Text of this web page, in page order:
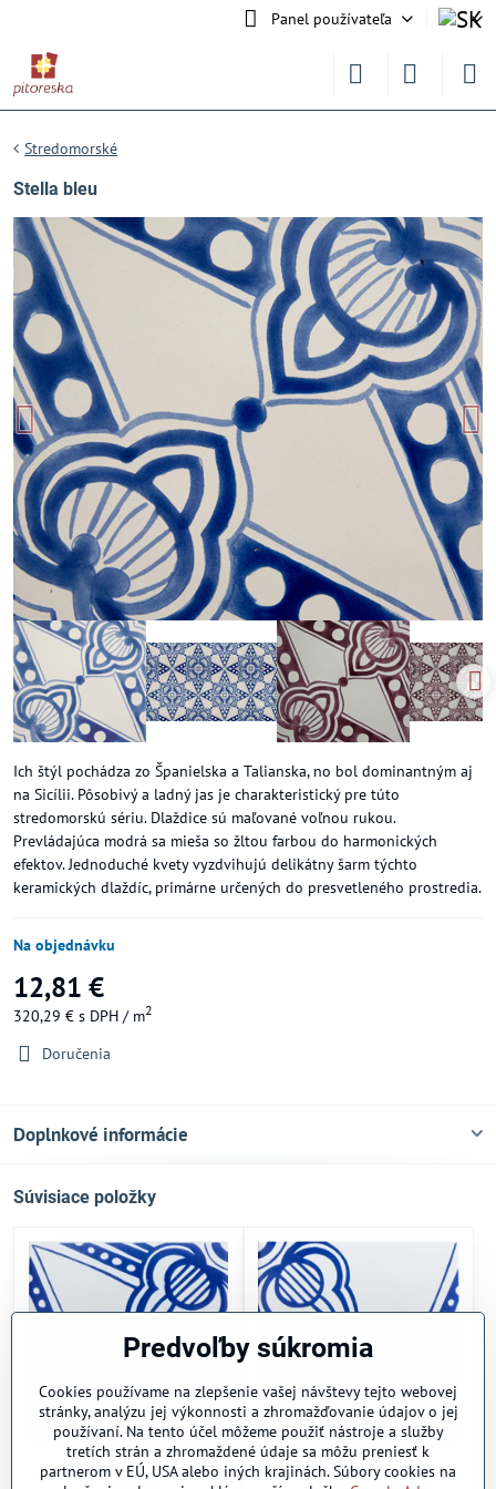
Panel používateľa
Stredomorské
Stella bleu
Ich štýl pochádza zo Španielska a Talianska, no bol dominantným aj
na Sicílii. Pôsobivý a ladný jas je charakteristický pre túto
stredomorskú sériu. Dlaždice sú maľované voľnou rukou.
Prevládajúca modrá sa mieša so žltou farbou do harmonických
efektov. Jednoduché kvety vyzdvihujú delikátny šarm týchto
keramických dlaždíc, primárne určených do presvetleného prostredia.
Na objednávku
12,81 €
320,29 € s DPH / m2
Doručenia
Doplnkové informácie
Súvisiace položky
Stella
Skladom
Stella allege
Na objednávku
Predvoľby súkromia
Cookies používame na zlepšenie vašej návštevy tejto webovej
stránky, analýzu jej výkonnosti a zhromažďovanie údajov o jej
používaní. Na tento účel môžeme použiť nástroje a služby
tretích strán a zhromaždené údaje sa môžu preniesť k
partnerom v EÚ, USA alebo iných krajinách. Súbory cookies na